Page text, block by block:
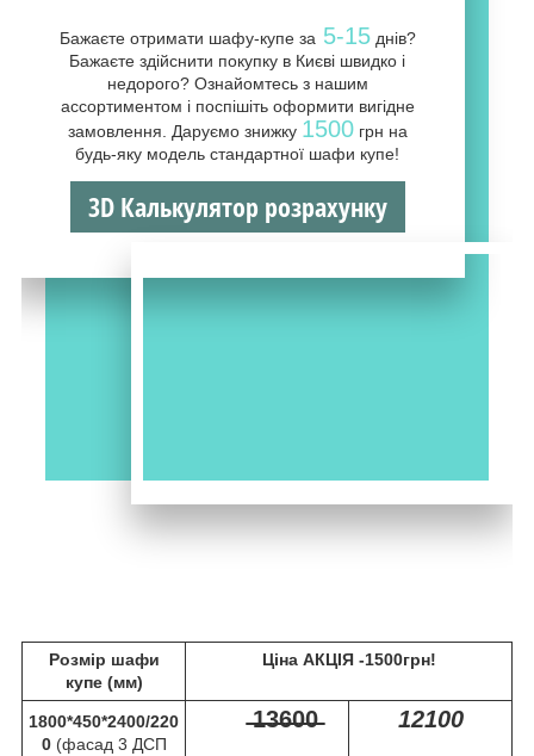
Бажаєте отримати шафу-купе за 5-15днів?
Бажаєте здійснити покупку в Києві швидко і
недорого? Ознайомтесь з нашим
ассортиментом і поспішіть оформити вигідне
замовлення. Даруємо знижку 1500грн на
будь-яку модель стандартної шафи купе!
3D Калькулятор розрахунку
Розмір шафи
купе (мм)
Ціна АКЦІЯ -1500грн!
1800*450*2400/220
0 (фасад 3 ДСП
̶1̶3̶6̶0̶0̶ 12100